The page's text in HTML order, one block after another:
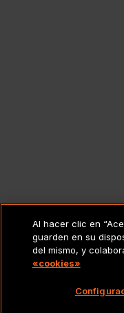
Al hacer clic en
guarden en su
del mismo, y
«cookies»